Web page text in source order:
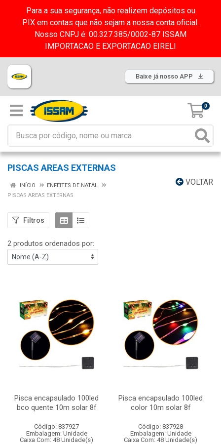
Para a sua segurança, não realizem depósitos ou
PIX em contas que não sejam a nossa conta oficial.
Nosso CNPJ é: 00.327.385/0002-87 ISSAM
IMPORTACAO E EXPORTACAO EIRELI
Baixe já nosso APP
0
PISCAS AREAS EXTERNAS
VOLTAR
INÍCIO
ENFEITES DE NATAL
PISCAS AREAS EXTERNAS
Filtros
2 produtos ordenados por:
Pisca encapsulado 100led
bco quente 10m solar 8f
Código: 837927
Embalagem: Unidade
Caixa Com: 48 Unidade(s)
Pisca encapsulado 100led
color 10m solar 8f
Código: 837928
Embalagem: Unidade
Caixa Com: 48 Unidade(s)